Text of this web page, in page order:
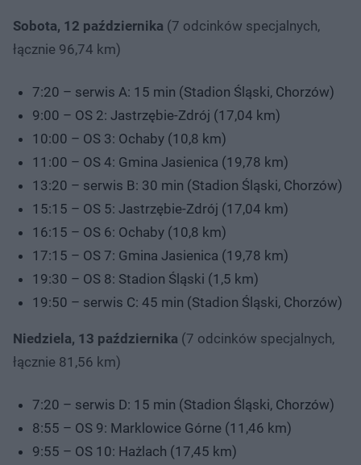
Sobota, 12 października (7 odcinków specjalnych,
łącznie 96,74 km)
7:20 – serwis A: 15 min (Stadion Śląski, Chorzów)
9:00 – OS 2: Jastrzębie-Zdrój (17,04 km)
10:00 – OS 3: Ochaby (10,8 km)
11:00 – OS 4: Gmina Jasienica (19,78 km)
13:20 – serwis B: 30 min (Stadion Śląski, Chorzów)
15:15 – OS 5: Jastrzębie-Zdrój (17,04 km)
16:15 – OS 6: Ochaby (10,8 km)
17:15 – OS 7: Gmina Jasienica (19,78 km)
19:30 – OS 8: Stadion Śląski (1,5 km)
19:50 – serwis C: 45 min (Stadion Śląski, Chorzów)
Niedziela, 13 października (7 odcinków specjalnych,
łącznie 81,56 km)
7:20 – serwis D: 15 min (Stadion Śląski, Chorzów)
8:55 – OS 9: Marklowice Górne (11,46 km)
9:55 – OS 10: Hażlach (17,45 km)